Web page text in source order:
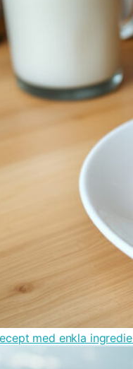
med enkla